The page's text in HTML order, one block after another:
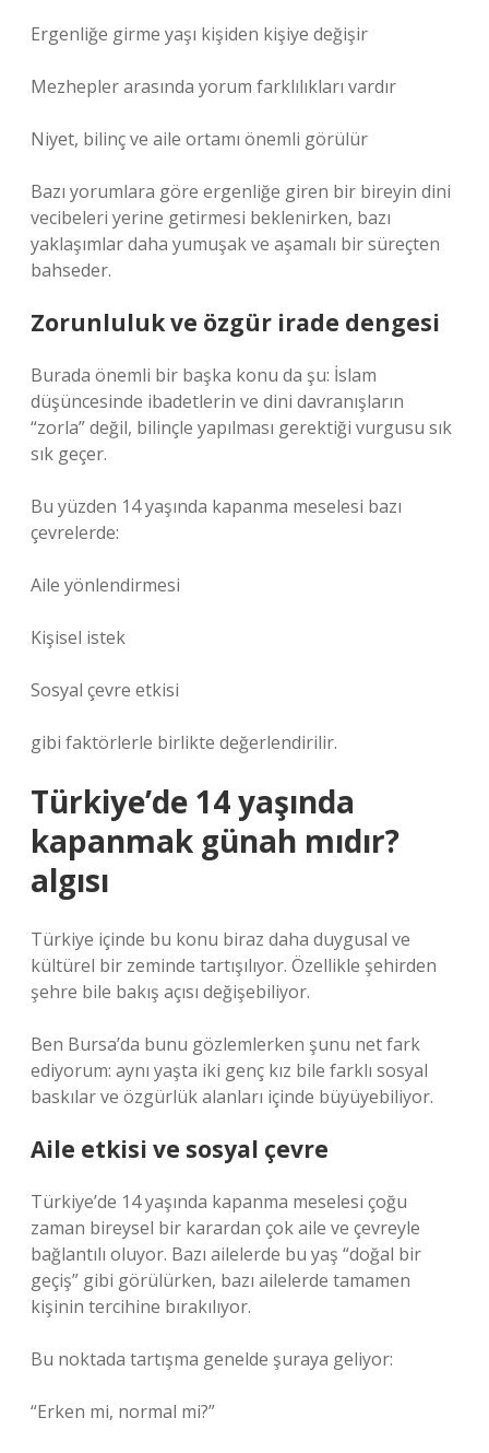
Ergenliğe girme yaşı kişiden kişiye değişir
Mezhepler arasında yorum farklılıkları vardır
Niyet, bilinç ve aile ortamı önemli görülür
Bazı yorumlara göre ergenliğe giren bir bireyin dini
vecibeleri yerine getirmesi beklenirken, bazı
yaklaşımlar daha yumuşak ve aşamalı bir süreçten
bahseder.
Zorunluluk ve özgür irade dengesi
Burada önemli bir başka konu da şu: İslam
düşüncesinde ibadetlerin ve dini davranışların
“zorla” değil, bilinçle yapılması gerektiği vurgusu sık
sık geçer.
Bu yüzden 14 yaşında kapanma meselesi bazı
çevrelerde:
Aile yönlendirmesi
Kişisel istek
Sosyal çevre etkisi
gibi faktörlerle birlikte değerlendirilir.
Türkiye’de 14 yaşında
kapanmak günah mıdır?
algısı
Türkiye içinde bu konu biraz daha duygusal ve
kültürel bir zeminde tartışılıyor. Özellikle şehirden
şehre bile bakış açısı değişebiliyor.
Ben Bursa’da bunu gözlemlerken şunu net fark
ediyorum: aynı yaşta iki genç kız bile farklı sosyal
baskılar ve özgürlük alanları içinde büyüyebiliyor.
Aile etkisi ve sosyal çevre
Türkiye’de 14 yaşında kapanma meselesi çoğu
zaman bireysel bir karardan çok aile ve çevreyle
bağlantılı oluyor. Bazı ailelerde bu yaş “doğal bir
geçiş” gibi görülürken, bazı ailelerde tamamen
kişinin tercihine bırakılıyor.
Bu noktada tartışma genelde şuraya geliyor:
“Erken mi, normal mi?”